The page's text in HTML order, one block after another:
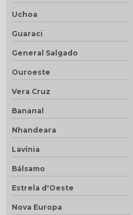
Uchoa
Guaraci
General Salgado
Ouroeste
Vera Cruz
Bananal
Nhandeara
Lavínia
Bálsamo
Estrela d'Oeste
Nova Europa